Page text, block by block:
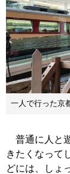
一人で行った京
普通に人と
きたくなって
どには、しょ